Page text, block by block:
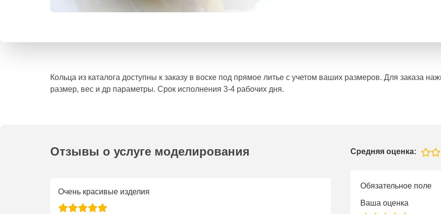
Кольца из каталога доступны к заказу в воске под прямое литье с учетом ваших размеров. Для заказа
размер, вес и др параметры. Срок исполнения 3-4 рабочих дня.
Отзывы о услуге моделирования Средняя оценка:
Очень красивые изделия
Обязательное поле
Ваша оценка